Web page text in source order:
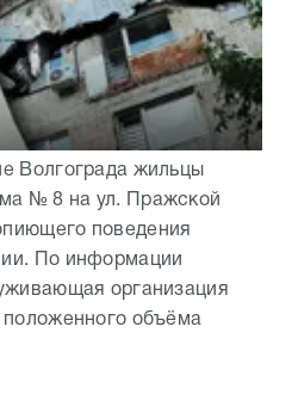
Волгограда жильцы
№ 8 на ул. Пражской
поведения
По информации
организация
положенного объёма